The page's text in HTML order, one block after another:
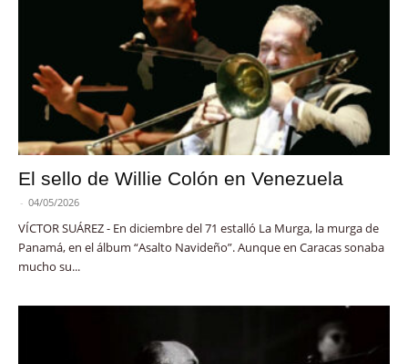
El sello de Willie Colón en Venezuela
- 04/05/2026
VÍCTOR SUÁREZ - En diciembre del 71 estalló La Murga, la murga de
Panamá, en el álbum “Asalto Navideño”. Aunque en Caracas sonaba
mucho su...